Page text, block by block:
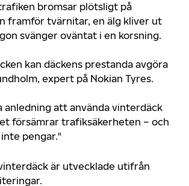
bromsar plötsligt på
framför tvärnitar, en älg kliver ut
svänger oväntat i en korsning.
kan däckens prestanda avgöra
expert på Nokian Tyres.
anledning att använda vinterdäck
försämrar trafiksäkerheten – och
pengar."
är utvecklade utifrån